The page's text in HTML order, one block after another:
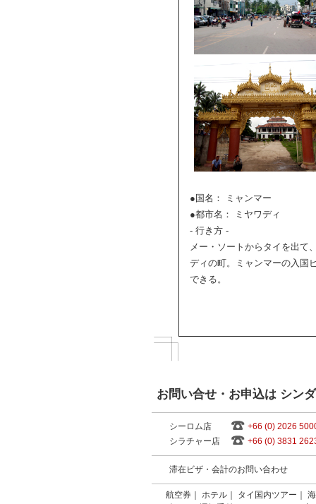
●国名： ミャンマー
●都市名： ミヤワディ
- 行き方 -
メー・ソートからタイを出て
ディの町。ミャンマーの入国
できる。
お問い合せ・お申込は シン
シーロム店
+66 (0) 2026
シラチャー店
+66 (0) 3831
滞在ビザ・会計のお問い合わせ
航空券 ホテル タイ国内ツアー